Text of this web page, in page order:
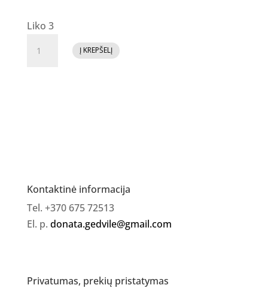
Liko 3
kiekis:
Į KREPŠELĮ
Kontaktinė informacija
Tel. +370 675 72513
El. p. donata.gedvile@gmail.com
Privatumas, prekių pristatymas